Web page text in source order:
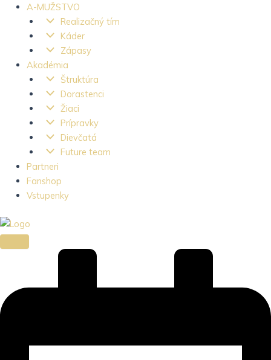
A-MUŽSTVO
Realizačný tím
Káder
Zápasy
Akadémia
Štruktúra
Dorastenci
Žiaci
Prípravky
Dievčatá
Future team
Partneri
Fanshop
Vstupenky